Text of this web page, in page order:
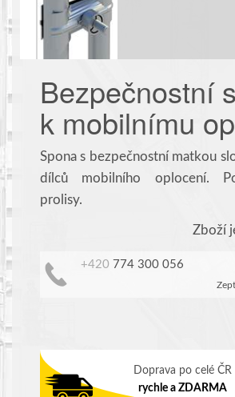
Bezpečnostní
k mobilnímu
Spona s bezpečnostní matkou
dílců mobilního oplocení.
prolisy.
Zboží
+420 774 300 056
Doprava po celé ČR
rychle a ZDARMA